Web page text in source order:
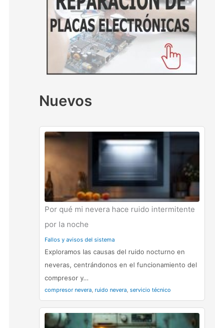
Nuevos
Por qué mi nevera hace ruido intermitente
por la noche
Fallos y avisos del sistema
Exploramos las causas del ruido nocturno en
neveras, centrándonos en el funcionamiento del
compresor y…
compresor nevera, ruido nevera, servicio técnico